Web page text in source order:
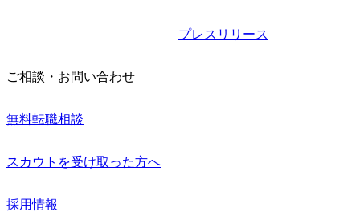
プレスリリース
ご相談・お問い合わせ
無料転職相談
スカウトを受け取った方へ
採用情報